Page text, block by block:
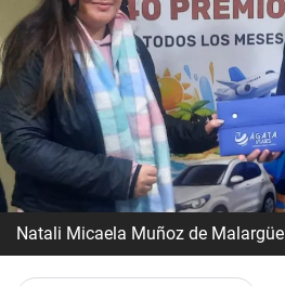
Natali Micaela Muñoz de